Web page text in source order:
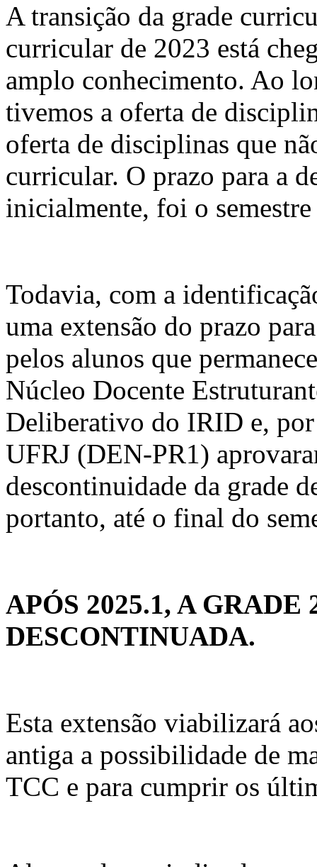
A transição da grade
curricular de 2023 está
amplo conhecimento. Ao
tivemos a oferta de
oferta de disciplinas que
curricular. O prazo para a
inicialmente, foi o
Todavia, com a
uma extensão do prazo
pelos alunos que
Núcleo Docente
Deliberativo do IRID e,
UFRJ (DEN-PR1)
descontinuidade da grade
portanto, até o final do
APÓS 2025.1, A GRADE
DESCONTINUADA.
Esta extensão viabilizará
antiga a possibilidade de
TCC e para cumprir os